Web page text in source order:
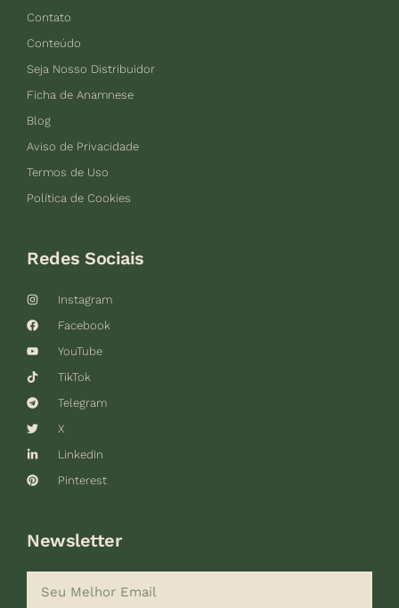
Contato
Conteúdo
Seja Nosso Distribuidor
Ficha de Anamnese
Blog
Aviso de Privacidade
Termos de Uso
Política de Cookies
Redes Sociais
Instagram
Facebook
YouTube
TikTok
Telegram
X
LinkedIn
Pinterest
Newsletter